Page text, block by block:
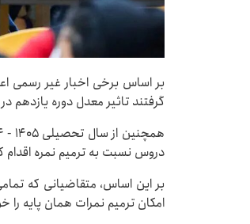
بر اساس برخی اخبار غیر رسمی
گرفتند تاثیر معدل دوره
دروس نسبت به ترمیم نمره اقدام
بر این اساس، متقاضیانی که
امکان ترمیم نمرات همان پایه را